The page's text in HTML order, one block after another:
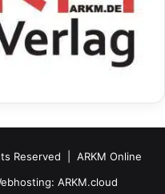
Reserved | ARKM Online
ARKM.cloud